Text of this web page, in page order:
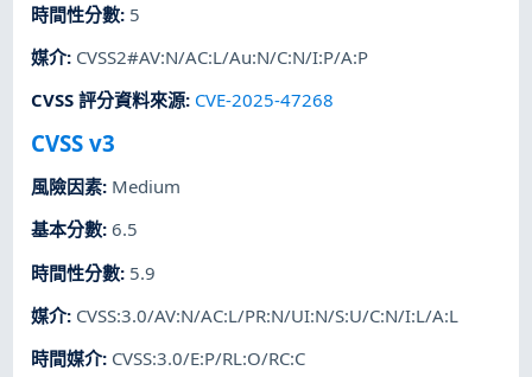
時間性分數: 5
媒介: CVSS2#AV:N/AC:L/Au:N/C:N/I:P/A:P
CVSS 評分資料來源: CVE-2025-47268
CVSS v3
風險因素: Medium
基本分數:6.5
時間性分數: 5.9
媒介: CVSS:3.0/AV:N/AC:L/PR:N/UI:N/S:U/C:N/I:L/A:L
時間媒介: CVSS:3.0/E:P/RL:O/RC:C